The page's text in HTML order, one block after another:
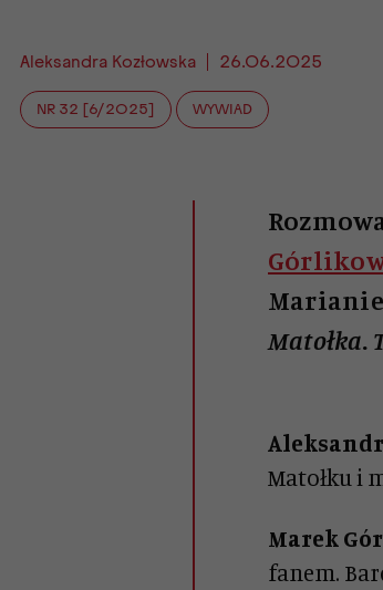
Aleksandra Kozłowska 26.06.2025
NR 32 [6/2025] WYWIAD
Matołka.
Matołku i
Marek
fanem.